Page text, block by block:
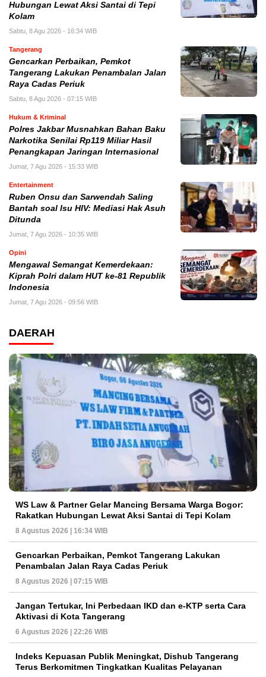
Hubungan Lewat Aksi Santai di Tepi
Kolam
Sabtu, 8 Agu 2026 - 16:34 WIB
Tangerang
Gencarkan Perbaikan, Pemkot
Tangerang Lakukan Penambalan Jalan
Raya Cadas Periuk
Sabtu, 8 Agu 2026 - 07:15 WIB
Hukum & Kriminal
Polres Jakbar Musnahkan Bahan Baku
Narkotika Senilai Rp119 Miliar Hasil
Penangkapan Jaringan Internasional
Jumat, 7 Agu 2026 - 15:33 WIB
Entertainment
Ruben Onsu dan Sarwendah Saling
Bantah soal Isu HIV: Mediasi Hak Asuh
Ditunda
Jumat, 7 Agu 2026 - 10:35 WIB
Opini
Mengawal Semangat Kemerdekaan:
Kiprah Polri dalam HUT ke-81 Republik
Indonesia
Jumat, 7 Agu 2026 - 09:56 WIB
DAERAH
WS Law & Partner Gelar Mancing Bersama Warga Bogor:
Rakatkan Hubungan Lewat Aksi Santai di Tepi Kolam
8 Agustus 2026 | 16:34 WIB
Gencarkan Perbaikan, Pemkot Tangerang Lakukan
Penambalan Jalan Raya Cadas Periuk
8 Agustus 2026 | 07:15 WIB
Jangan Tertukar, Ini Perbedaan IKD dan e-KTP serta Cara
Aktivasi di Kota Tangerang
6 Agustus 2026 | 22:26 WIB
Indeks Kepuasan Publik Meningkat, Dishub Tangerang
Terus Berkomitmen Tingkatkan Kualitas Pelayanan